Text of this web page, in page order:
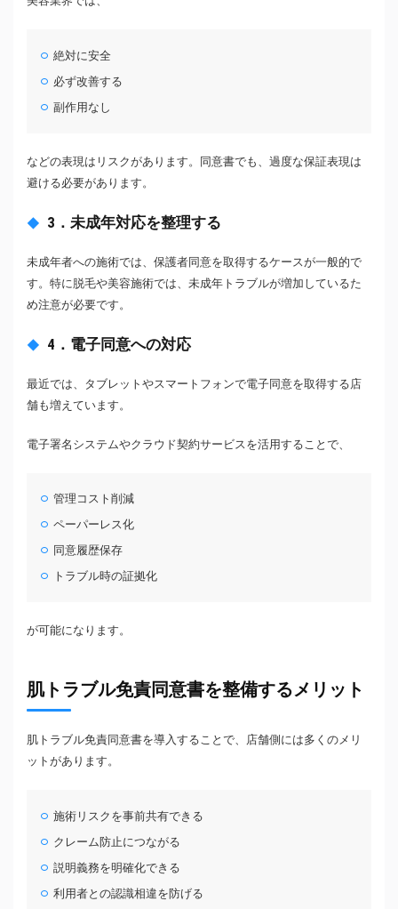
絶対に安全
必ず改善する
副作用なし
などの表現はリスクがあります。同意書でも、過度な保証表現は
避ける必要があります。
3．未成年対応を整理する
未成年者への施術では、保護者同意を取得するケースが一般的で
す。特に脱毛や美容施術では、未成年トラブルが増加しているた
め注意が必要です。
4．電子同意への対応
最近では、タブレットやスマートフォンで電子同意を取得する店
舗も増えています。
電子署名システムやクラウド契約サービスを活用することで、
管理コスト削減
ペーパーレス化
同意履歴保存
トラブル時の証拠化
が可能になります。
肌トラブル免責同意書を整備するメリット
肌トラブル免責同意書を導入することで、店舗側には多くのメリ
ットがあります。
施術リスクを事前共有できる
クレーム防止につながる
説明義務を明確化できる
利用者との認識相違を防げる